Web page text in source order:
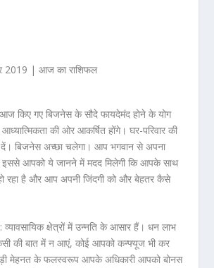
आज किए गए बिजनेस के सौदे फायदेमंद होने के योग
की ओर आकर्षित होंगे। घर-परिवार की
दें। बिजनेस अच्छा चलेगा। आप भगवान से अपना
इससे आपको ये जानने में मदद मिलेगी कि आपके साथ
हो रहा है और आप अपनी जिंदगी को और बेहतर कैसे
:व्यावसायिक क्षेत्रों में उन्नति के आसार हैं। धन लाभ
की बात में न आएं, कोई आपको कन्फ्यूज भी कर
मेहनत के फलस्वरूप आपके अधिकारी आपको बोनस